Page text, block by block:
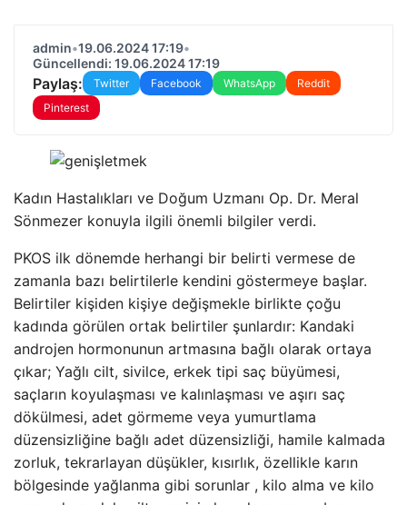
admin•19.06.2024 17:19•
Güncellendi: 19.06.2024 17:19
Paylaş: Twitter Facebook WhatsApp
Reddit
Pinterest
Kadın Hastalıkları ve Doğum Uzmanı Op. Dr. Meral
Sönmezer konuyla ilgili önemli bilgiler verdi.
PKOS ilk dönemde herhangi bir belirti vermese de
zamanla bazı belirtilerle kendini göstermeye başlar.
Belirtiler kişiden kişiye değişmekle birlikte çoğu
kadında görülen ortak belirtiler şunlardır: Kandaki
androjen hormonunun artmasına bağlı olarak ortaya
çıkar; Yağlı cilt, sivilce, erkek tipi saç büyümesi,
saçların koyulaşması ve kalınlaşması ve aşırı saç
dökülmesi, adet görmeme veya yumurtlama
düzensizliğine bağlı adet düzensizliği, hamile kalmada
zorluk, tekrarlayan düşükler, kısırlık, özellikle karın
bölgesinde yağlanma gibi sorunlar , kilo alma ve kilo